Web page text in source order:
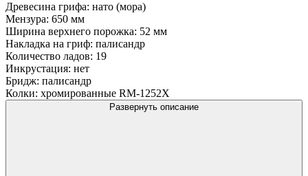
Древесина грифа: нато (мора)
Мензура: 650 мм
Ширина верхнего порожка: 52 мм
Накладка на гриф: палисандр
Количество ладов: 19
Инкрустация: нет
Бридж: палисандр
Колки: хромированные RM-1252X
Развернуть описание